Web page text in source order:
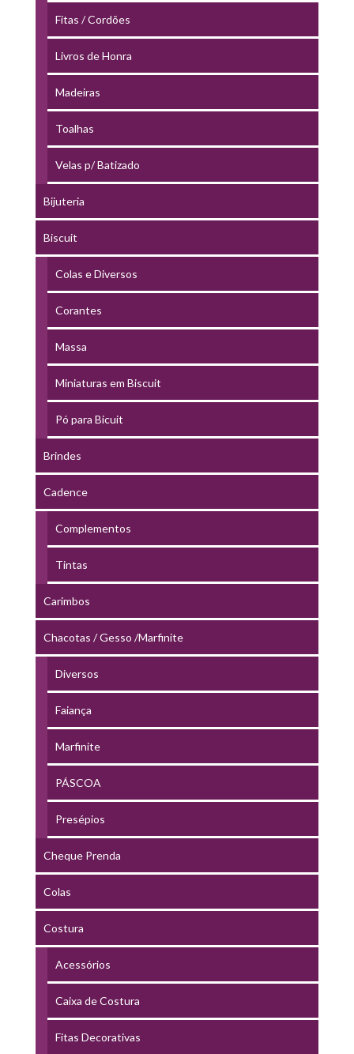
Fitas / Cordões
Livros de Honra
Madeiras
Toalhas
Velas p/ Batizado
Bijuteria
Biscuit
Colas e Diversos
Corantes
Massa
Miniaturas em Biscuit
Pó para Bicuit
Brindes
Cadence
Complementos
Tintas
Carimbos
Chacotas / Gesso /Marfinite
Diversos
Faiança
Marfinite
PÁSCOA
Presépios
Cheque Prenda
Colas
Costura
Acessórios
Caixa de Costura
Fitas Decorativas